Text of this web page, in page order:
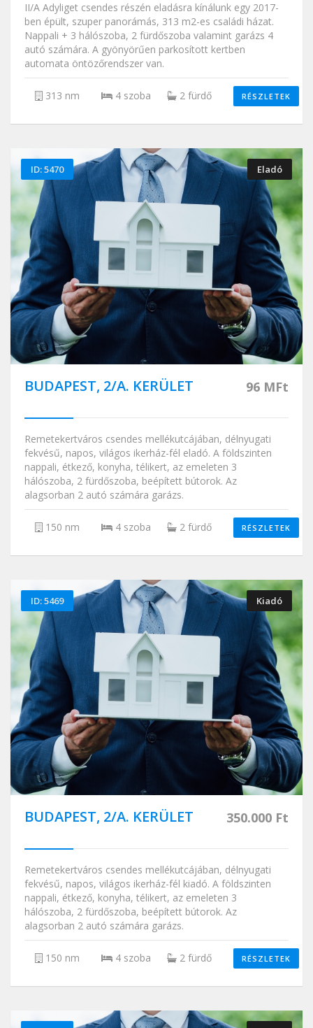
II/A Adyliget csendes részén eladásra kínálunk egy 2017-
ben épült, szuper panorámás, 313 m2-es családi házat.
Nappali + 3 hálószoba, 2 fürdőszoba valamint garázs 4
autó számára. A gyönyörűen parkosított kertben
automata öntözőrendszer van.
313 nm 4 szoba 2 fürdő RÉSZLETEK
ID: 5470 Eladó
BUDAPEST, 2/A. KERÜLET 96 MFt
Remetekertváros csendes mellékutcájában, délnyugati
fekvésű, napos, világos ikerház-fél eladó. A földszinten
nappali, étkező, konyha, télikert, az emeleten 3
hálószoba, 2 fürdőszoba, beépített bútorok. Az
alagsorban 2 autó számára garázs.
150 nm 4 szoba 2 fürdő RÉSZLETEK
ID: 5469 Kiadó
BUDAPEST, 2/A. KERÜLET 350.000 Ft
Remetekertváros csendes mellékutcájában, délnyugati
fekvésű, napos, világos ikerház-fél kiadó. A földszinten
nappali, étkező, konyha, télikert, az emeleten 3
hálószoba, 2 fürdőszoba, beépített bútorok. Az
alagsorban 2 autó számára garázs.
150 nm 4 szoba 2 fürdő RÉSZLETEK